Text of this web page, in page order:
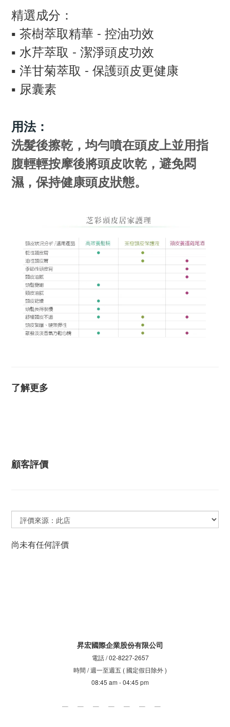
精選成分：
▪️ 茶樹萃取精華 - 控油功效
▪️ 水芹萃取 - 潔淨頭皮功效
▪️ 洋甘菊萃取 - 保護頭皮更健康
▪️ 尿囊素
用法：
洗髮後擦乾，均勻噴在頭皮上並用指
腹輕輕按摩後將頭皮吹乾，避免悶
濕，保持健康頭皮狀態。
了解更多
顧客評價
尚未有任何評價
昇宏國際企業股份有限公司
電話 / 02-8227-2657
時間 / 週一至週五 ( 國定假日除外 )
08:45 am - 04:45 pm